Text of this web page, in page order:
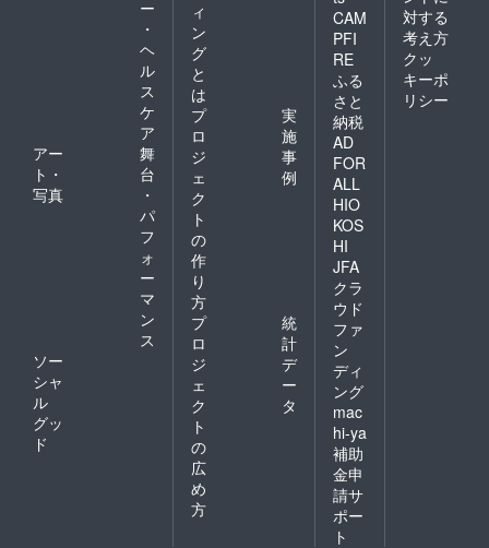
ー
・
ヘ
ル
ス
ケ
ア
アー
ト・
写真
舞
台
・
パ
フ
ォ
ー
マ
ン
ス
ソー
シャ
ル
グッ
ド
ィ
ン
グ
と
は
プ
ロ
ジ
ェ
ク
ト
の
作
り
方
実
施
事
例
プ
ロ
ジ
ェ
ク
ト
の
広
め
方
統
計
デ
ー
タ
CAM
PFI
RE
ふる
さと
納税
AD
FOR
ALL
HIO
KOS
HI
JFA
クラ
ウド
ファ
ン
ディ
ング
mac
hi-ya
補助
金申
請サ
ポー
ト
対する
考え方
クッ
キーポ
リシー